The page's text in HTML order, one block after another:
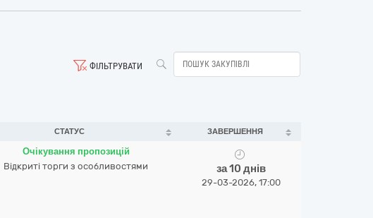
ФІЛЬТРУВАТИ
СТАТУС ЗАВЕРШЕННЯ
Очікування пропозицій
Відкриті торги з особливостями
за 10 днів
29-03-2026, 17:00